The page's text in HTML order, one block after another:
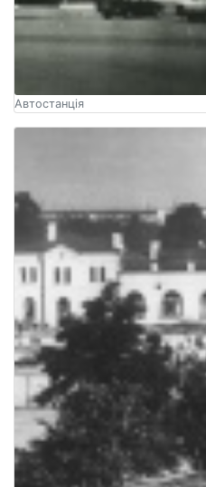
Автостанція